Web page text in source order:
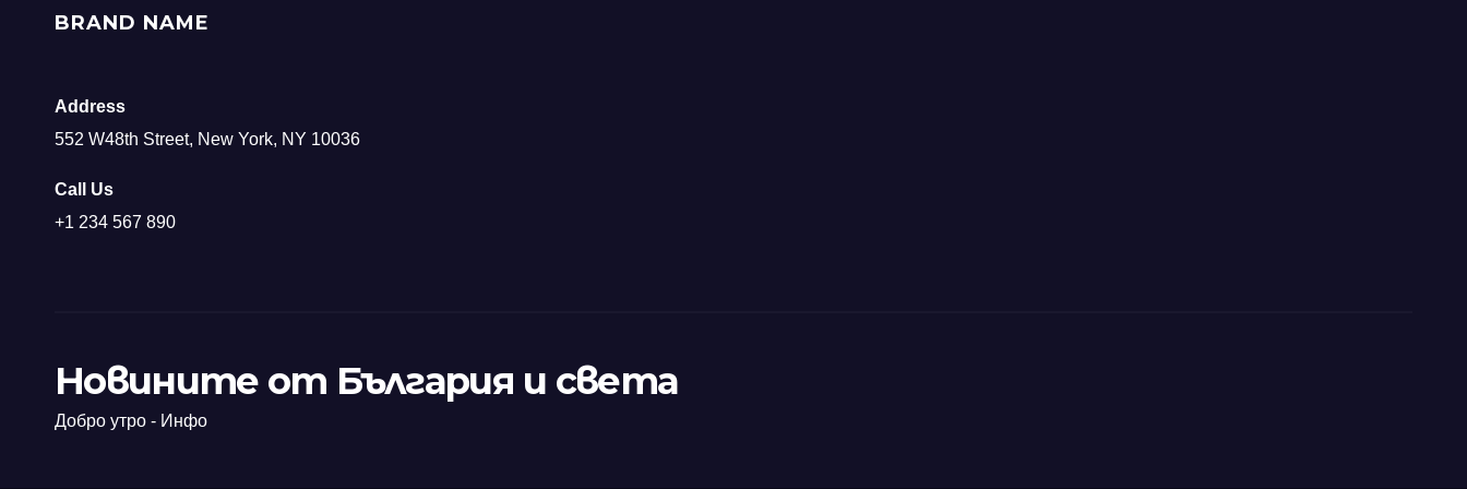
BRAND NAME
Address
552 W48th Street, New York, NY 10036
Call Us
+1 234 567 890
Новините от България и света
Добро утро - Инфо